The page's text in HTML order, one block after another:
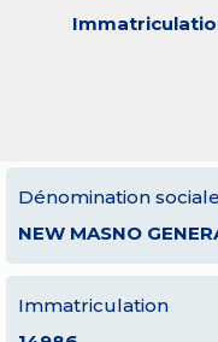
Dénomination sociale
NEW MASNO
Immatriculation